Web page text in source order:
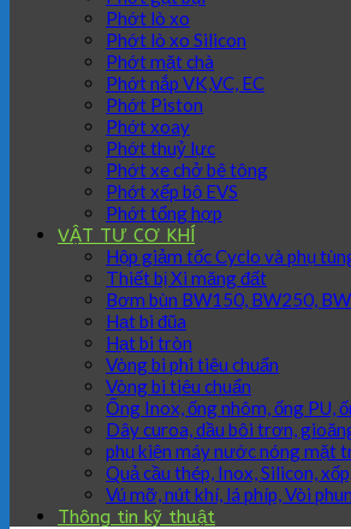
Phớt lò xo
Phớt lò xo Silicon
Phớt mặt chà
Phớt nắp VK,VC, EC
Phớt Piston
Phớt xoay
Phớt thuỷ lực
Phớt xe chở bê tông
Phớt xếp bộ EVS
Phớt tổng hợp
VẬT TƯ CƠ KHÍ
Hộp giảm tốc Cyclo và phụ
Thiết bị Xi măng đất
Bơm bùn BW150, BW250,
Hạt bi đũa
Hạt bi tròn
Vòng bi phi tiêu chuẩn
Vòng bi tiêu chuẩn
Ống Inox, ống nhôm, ống PU,
Dây curoa, dầu bôi trơn,
phụ kiện máy nước nóng mặt
Quả cầu thép, Inox, Silicon,
Vú mỡ, nút khí, lá phíp, Vòi
Thông tin kỹ thuật